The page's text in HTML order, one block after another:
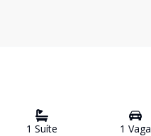
1 Suíte 1 Vaga